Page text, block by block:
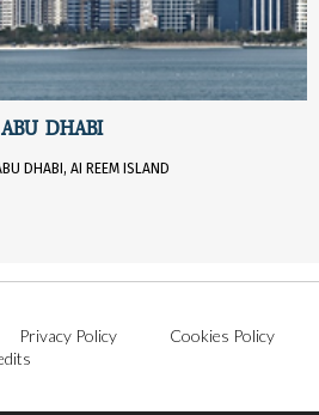
ABU DHABI
DHABI, AI REEM ISLAND
Privacy Policy
Cookies Policy